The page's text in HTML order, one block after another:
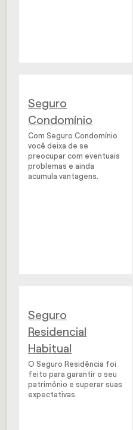
Seguro
Condomínio
Com Seguro Condomínio
você deixa de se
preocupar com eventuais
problemas e ainda
acumula vantagens.
Seguro
Residencial
Habitual
O Seguro Residência foi
feito para garantir o seu
patrimônio e superar suas
expectativas.